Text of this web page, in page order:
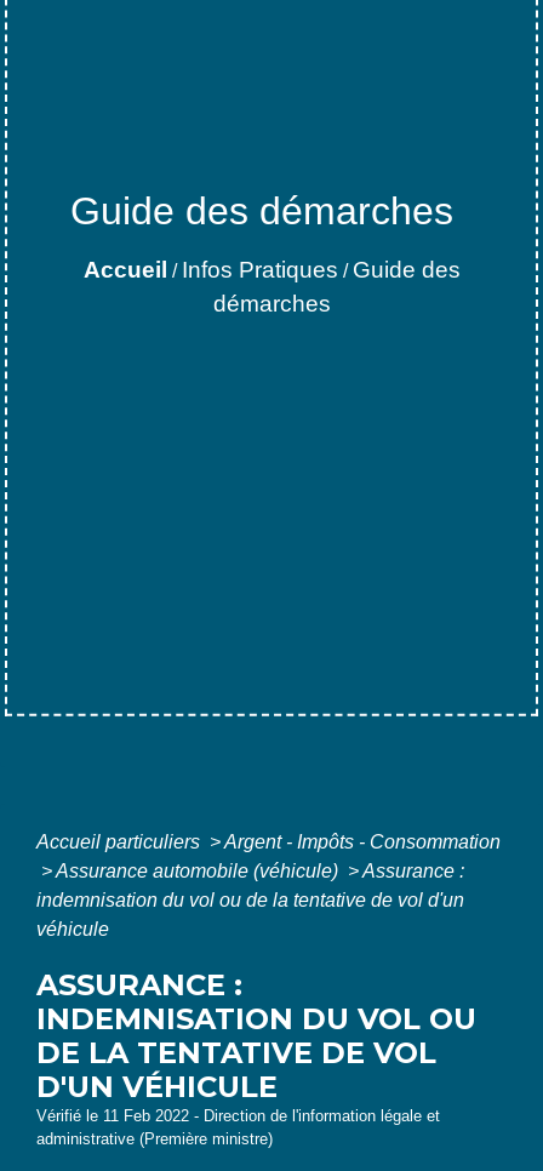
Guide des démarches
Accueil / Infos Pratiques / Guide des
démarches
Accueil particuliers >Argent - Impôts - Consommation
>Assurance automobile (véhicule) >Assurance :
indemnisation du vol ou de la tentative de vol d'un
véhicule
ASSURANCE :
INDEMNISATION DU VOL OU
DE LA TENTATIVE DE VOL
D'UN VÉHICULE
Vérifié le 11 Feb 2022 - Direction de l'information légale et
administrative (Première ministre)